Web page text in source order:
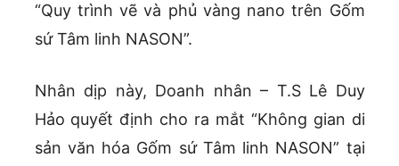
“Quy trình vẽ và phủ vàng nano trên Gốm
sứ Tâm linh NASON”.
Nhân dịp này, Doanh nhân – T.S Lê Duy
Hảo quyết định cho ra mắt “Không gian di
sản văn hóa Gốm sứ Tâm linh NASON” tại